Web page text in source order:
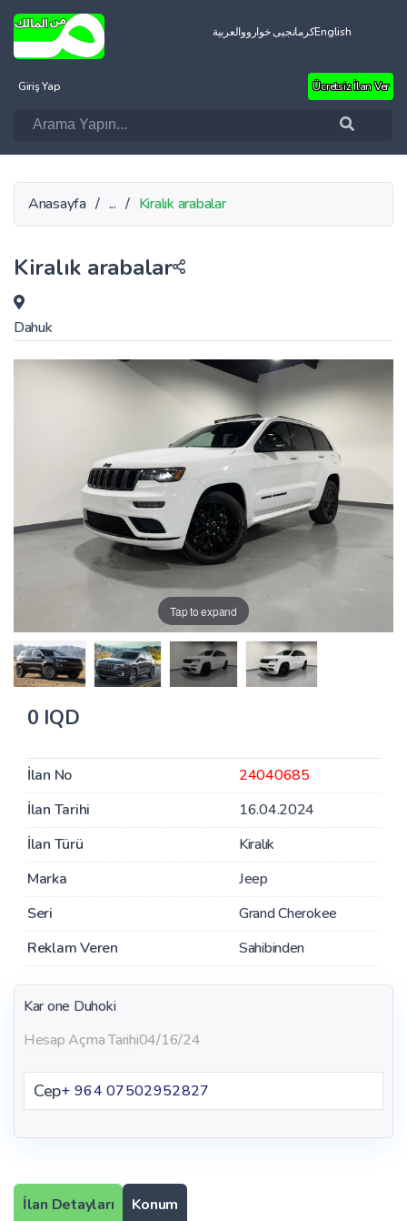
العربيةکرمانجیی خوارووEnglish
Giriş Yap Ücretsiz İlan Ver
Anasayfa / ... / Kiralık arabalar
Kiralık arabalar
Dahuk
Tap to expand
0 IQD
İlan No
24040685
İlan Tarihi
16.04.2024
İlan Türü
Kiralık
Marka
Jeep
Seri
Grand Cherokee
Reklam Veren
Sahibinden
Kar one Duhoki
Hesap Açma Tarihi04/16/24
Cep+ 964 07502952827
İlan Detayları Konum